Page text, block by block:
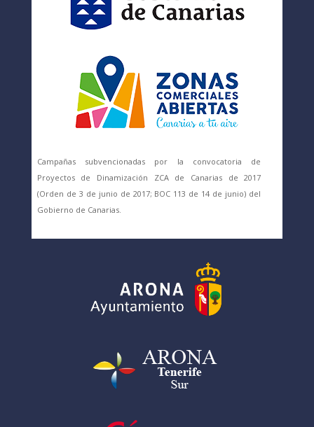
Campañas subvencionadas por la convocatoria de
Proyectos de Dinamización ZCA de Canarias de 2017
(Orden de 3 de junio de 2017; BOC 113 de 14 de junio) del
Gobierno de Canarias.